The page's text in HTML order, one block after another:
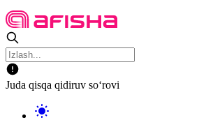
Juda qisqa qidiruv so‘rovi